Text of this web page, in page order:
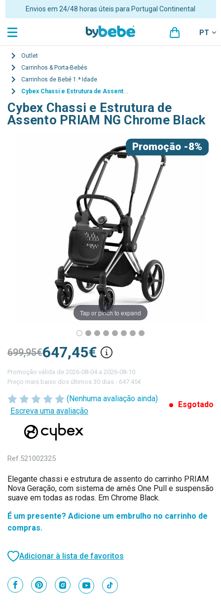
Envios em 24/48 horas úteis para Portugal Continental
PT
Outlet
Carrinhos & Porta-Bebés
Carrinhos de Bebé 1.ª Idade
Cybex Chassi e Estrutura de Assento PRIAM NG Chrome Black
Cybex Chassi e Estrutura de
Assento PRIAM NG Chrome Black
Tap or pinch to expand
Promoção -8%
(Nenhuma avaliação ainda)
Escreva uma avaliação
Esgotado
647,45€
699,95€
Promoção válida de 2026-08-04 a 2026-08-10
Preço mais baixo dos últimos 30 dias - 647.45€
Ref.521002325
Elegante chassi e estrutura de assento do carrinho PRIAM
Nova Geração, com sistema de arnês One Pull e suspensão
suave em todas as rodas. Em Chrome Black.
É um presente? Adicione um embrulho no carrinho de
compras.
Adicionar à lista de favoritos